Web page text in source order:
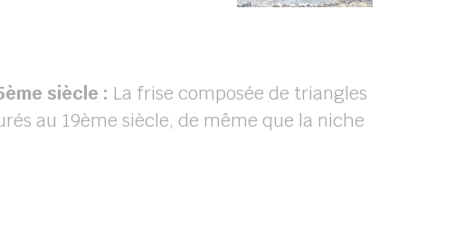
siècle : La frise composée de triangles
au 19ème siècle, de même que la niche